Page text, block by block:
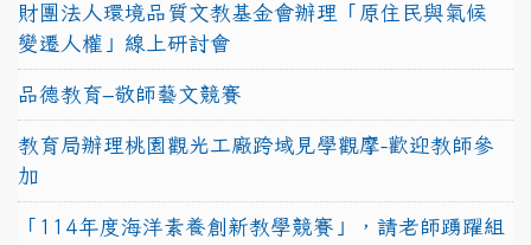
財團法人環境品質文教基金會辦理「原住民與氣候
變遷人權」線上研討會
品德教育–敬師藝文競賽
教育局辦理桃園觀光工廠跨域見學觀摩-歡迎教師參
加
「114年度海洋素養創新教學競賽」，請老師踴躍組